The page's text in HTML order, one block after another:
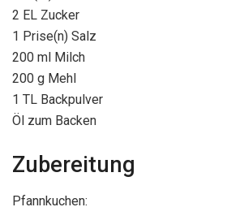
2 EL Zucker
1 Prise(n) Salz
200 ml Milch
200 g Mehl
1 TL Backpulver
Öl zum Backen
Zubereitung
Pfannkuchen: